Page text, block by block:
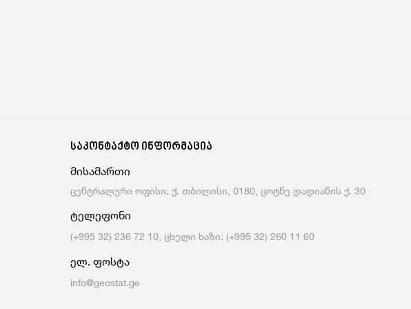
საკონტაქტო ინფორმაცია
მისამართი
ცენტრალური ოფისი: ქ. თბილისი, 0180, ცოტნე დადიანის ქ. 30
ტელეფონი
(+995 32) 236 72 10, ცხელი ხაზი: (+995 32) 260 11 60
ელ. ფოსტა
info@geostat.ge